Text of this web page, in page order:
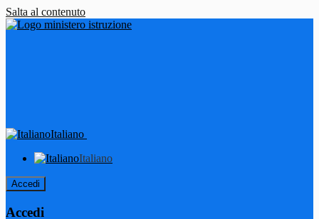
Salta al contenuto
Italiano
Italiano
Accedi
Accedi